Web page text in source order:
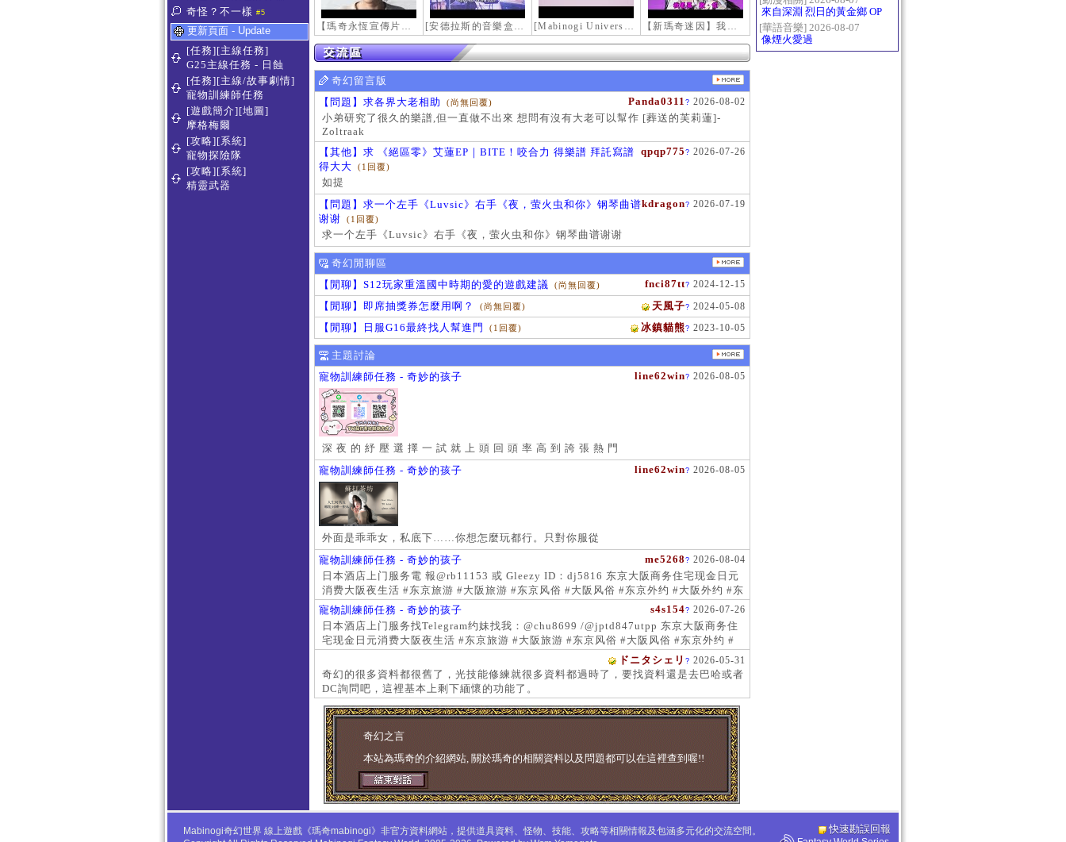
奇怪？不一樣 #5
更新頁面 - Update
[任務][主線任務]
G25主線任務 - 日蝕
[任務][主線/故事劇情]
寵物訓練師任務
[遊戲簡介][地圖]
摩格梅爾
[攻略][系統]
寵物探險隊
[攻略][系統]
精靈武器
【瑪奇永恆宣傳片】最初的感動 [安德拉斯的音樂盒｜靈魂的音樂盒] Mabinogi OST - Music Box of the Soul | Crossover COVER [Mabinogi Universe] 謝謝你來到這個世界... 【新瑪奇迷因】我更喜歡你
奇幻留言版
Panda0311 ? 2026-08-02
【問題】求各界大老相助 (尚無回覆)
小弟研究了很久的樂譜,但一直做不出來 想問有沒有大老可以幫作 [葬送的芙莉蓮]-
Zoltraak
qpqp775 ? 2026-07-26
【其他】求 《絕區零》艾蓮EP｜BITE！咬合力 得樂譜 拜託寫譜
得大大
(1回覆)
如提
kdragon? 2026-07-19
【問題】求一个左手《Luvsic》右手《夜，萤火虫和你》钢琴曲谱
谢谢
(1回覆)
求一个左手《Luvsic》右手《夜，萤火虫和你》钢琴曲谱谢谢
奇幻閒聊區
fnci87tt? 2024-12-15
【閒聊】S12玩家重溫國中時期的愛的遊戲建議 (尚無回覆)
天風子? 2024-05-08
【閒聊】即席抽獎券怎麼用啊？ (尚無回覆)
冰鎮貓熊? 2023-10-05
【閒聊】日服G16最終找人幫進門 (1回覆)
主題討論
line62win? 2026-08-05
寵物訓練師任務 - 奇妙的孩子
深 夜 的 紓 壓 選 擇 一 試 就 上 頭 回 頭 率 高 到 誇 張 熱 門
line62win? 2026-08-05
寵物訓練師任務 - 奇妙的孩子
外面是乖乖女，私底下……你想怎麼玩都行。只對你服從
me5268 ? 2026-08-04
寵物訓練師任務 - 奇妙的孩子
日本酒店上门服务電 報@rb11153 或 Gleezy ID：dj5816 东京大阪商务住宅现金日元
消费大阪夜生活 #东京旅游 #大阪旅游 #东京风俗 #大阪风俗 #东京外约 #大阪外约 #东
京上门服务 #大阪上门服务新宿风俗 #梅田风俗 #歌舞伎町 #日本女孩 #大阪女孩 #日
本萝莉 #大阪萝莉 #日本学生妹
s4s154? 2026-07-26
寵物訓練師任務 - 奇妙的孩子
日本酒店上门服务找Telegram约妹找我：@chu8699 /@jptd847utpp 东京大阪商务住
宅现金日元消费大阪夜生活 #东京旅游 #大阪旅游 #东京风俗 #大阪风俗 #东京外约 #
大阪外约 #东京上门服务 #大阪上门服务新宿风俗 #梅田风俗 #歌舞伎町 #心斋桥风俗
#日本女孩 #大阪女孩 #日本萝莉 #大阪萝莉 #日本学生妹
ドニタシェリ ? 2026-05-31
奇幻的很多資料都很舊了，光技能修練就很多資料都過時了，要找資料還是去巴哈或者
DC詢問吧，這裡基本上剩下緬懷的功能了。
奇幻之言
本站為瑪奇的介紹網站, 關於瑪奇的相關資料以及問題都可以在這裡查到喔!!
來自深淵 烈日的黃金鄉 OP
- かたち(Katachi)
[華語音樂] 2026-08-07
像煙火愛過
Mabinogi奇幻世界 線上遊戲《瑪奇mabinogi》非官方資料網站，提供道具資料、怪物、技能、攻略等相關情報及包涵多元化的交流空間。
快速勘誤回報